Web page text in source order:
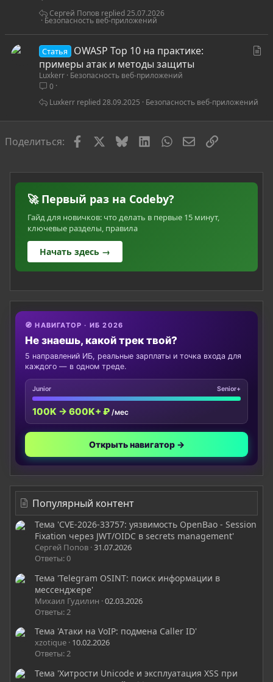
Безопасность веб-приложений
25.07.2026
Сергей Попов
Статья
OWASP Top 10 на практике:
примеры атак и методы защиты
Luxkerr Безопасность веб-приложений
0
Безопасность веб-приложений
28.09.2025
Luxkerr
Поделиться: FacebookBlueskyLinkedInWhatsAppЭлектронная
Ссылка
🚀 Первый раз на Codeby?
Гайд для новичков: что делать в первые 15 минут,
ключевые разделы, правила
Начать здесь →
🧭 НАВИГАТОР · ИБ 2026
Не знаешь, какой трек твой?
5 направлений ИБ, реальные зарплаты и точка входа для
каждого — в одном треде.
Junior Senior+
100K → 600K+ ₽ /мес
Открыть навигатор →
Популярный контент
Тема 'CVE-2026-33757: уязвимость OpenBao - Session
Fixation через JWT/OIDC в secrets management'
Сергей Попов 31.07.2026
Ответы: 0
Тема 'Telegram OSINT: поиск информации в
мессенджере'
Михаил Гудилин 02.03.2026
Ответы: 2
Тема 'Атаки на VoIP: подмена Caller ID'
xzotique 10.02.2026
Ответы: 2
Тема 'Хитрости Unicode и эксплуатация XSS при